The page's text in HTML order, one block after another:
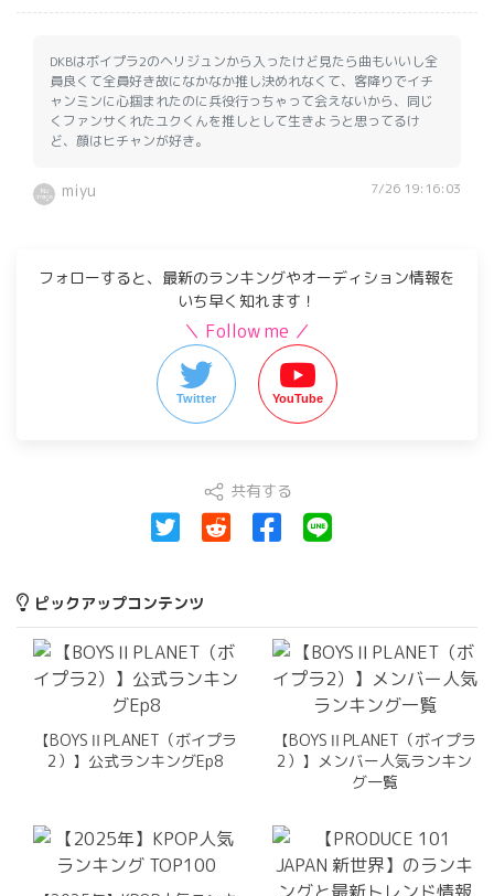
DKBはボイプラ2のヘリジュンから入ったけど見たら曲もいいし全
員良くて全員好き故になかなか推し決めれなくて、客降りでイチ
ャンミンに心掴まれたのに兵役行っちゃって会えないから、同じ
くファンサくれたユクくんを推しとして生きようと思ってるけ
ど、顔はヒチャンが好き。
miyu 7/26 19:16:03
フォローすると、最新のランキングやオーディション情報を
いち早く知れます！
＼ Follow me ／
Twitter YouTube
共有する
ピックアップコンテンツ
【BOYSⅡPLANET（ボイプラ
2）】公式ランキングEp8
【BOYSⅡPLANET（ボイプラ
2）】メンバー人気ランキン
グ一覧